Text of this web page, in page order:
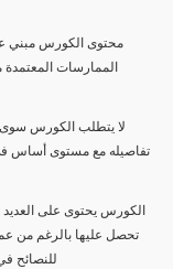
محتوى الكورس مبني
الممارسات المعتمدة
لا يتطلب الكورس سوى
تفاصيله مع مستوى أساس في
الكورس يحتوى على العديد
تحصل عليها بالرغم من
للنصائح